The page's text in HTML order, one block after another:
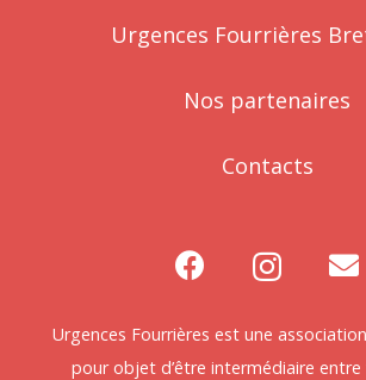
Urgences Fourrières
Nos partenaires
Contacts
Urgences Fourrières est une
pour objet d’être intermédiaire